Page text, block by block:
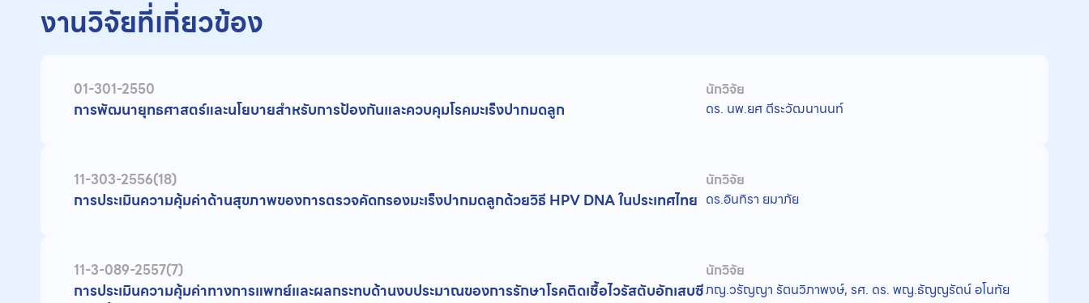
งานวิจัยที่เกี่ยวข้อง
01-301-2550
การพัฒนายุทธศาสตร์และนโยบายสำหรับการป้องกันและควบคุมโรคมะเร็งปากมดลูก
นักวิจัย
ดร. นพ.ยศ ตีระวัฒนานนท์
11-303-2556(18)
การประเมินความคุ้มค่าด้านสุขภาพของการตรวจคัดกรองมะเร็งปากมดลูกด้วยวิธี HPV DNA ในประเทศไทย
นักวิจัย
ดร.อินทิรา ยมาภัย
11-3-089-2557(7)
การประเมินความคุ้มค่าทางการแพทย์และผลกระทบด้านงบประมาณของการรักษาโรคติดเชื้อไวรัสตับอักเสบซี
นักวิจัย
ภญ.วรัญญา รัตนวิภาพงษ์, รศ. ดร. พญ.ธัญญรัตน์ อโนทัย